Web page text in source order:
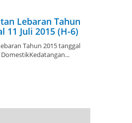
Lebaran Tahun
11 Juli 2015 (H-6)
Tahun 2015 tanggal
DomestikKedatangan...